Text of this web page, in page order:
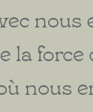
nous
la force
nous